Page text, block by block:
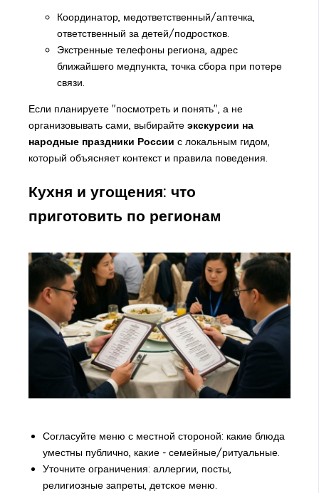
Координатор, медответственный/аптечка,
ответственный за детей/подростков.
Экстренные телефоны региона, адрес
ближайшего медпункта, точка сбора при потере
связи.
Если планируете "посмотреть и понять", а не
организовывать сами, выбирайте экскурсии на
народные праздники России с локальным гидом,
который объясняет контекст и правила поведения.
Кухня и угощения: что
приготовить по регионам
Согласуйте меню с местной стороной: какие блюда
уместны публично, какие - семейные/ритуальные.
Уточните ограничения: аллергии, посты,
религиозные запреты, детское меню.